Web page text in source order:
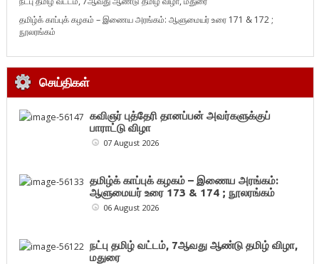
தமிழ்க் காப்புக் கழகம் – இணைய அரங்கம்: ஆளுமையர் உரை 171 & 172 ;
நூலரங்கம்
செய்திகள்
கவிஞர் புத்தேரி தானப்பன் அவர்களுக்குப்
பாராட்டு விழா
07 August 2026
தமிழ்க் காப்புக் கழகம் – இணைய அரங்கம்:
ஆளுமையர் உரை 173 & 174 ; நூலரங்கம்
06 August 2026
நட்பு தமிழ் வட்டம், 7ஆவது ஆண்டு தமிழ் விழா,
மதுரை